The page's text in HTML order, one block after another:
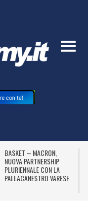
BASKET – MACRON,
NUOVA PARTNERSHIP
PLURIENNALE CON LA
PALLACANESTRO VARESE.